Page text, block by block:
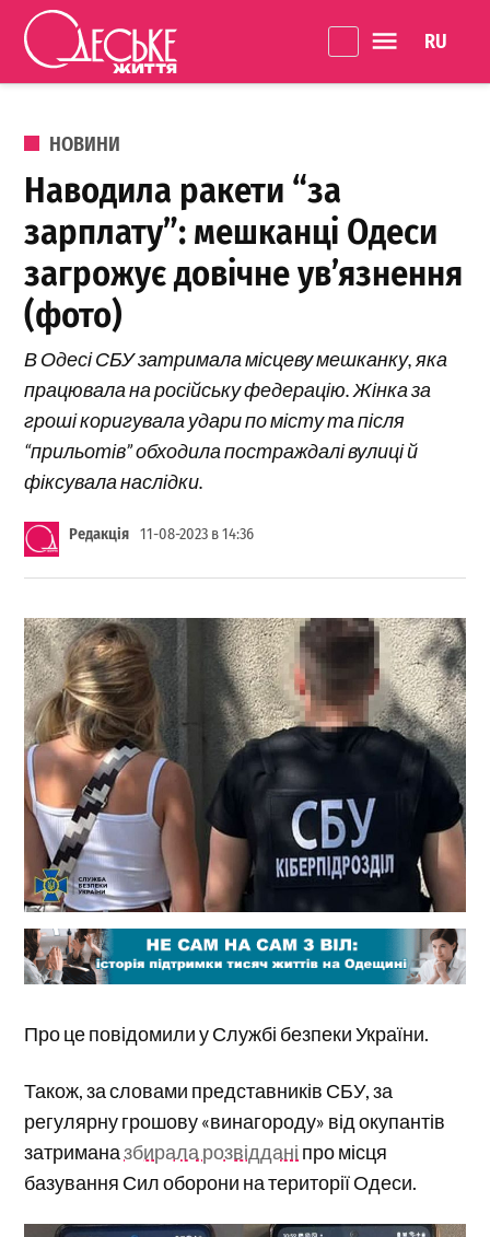
Перейти до вмісту
Життя
ОПУБЛІКОВАНО В
НОВИНИ
Наводила ракети “за
зарплату”: мешканці Одеси
загрожує довічне ув’язнення
(фото)
В Одесі СБУ затримала місцеву мешканку, яка
працювала на російську федерацію. Жінка за
гроші коригувала удари по місту та після
“прильотів” обходила постраждалі вулиці й
фіксувала наслідки.
Редакція 11-08-2023 в 14:36
Про це повідомили у Службі безпеки України.
Також, за словами представників СБУ, за
регулярну грошову «винагороду» від окупантів
затриманазбирала розвіддані про місця
базування Сил оборони на території Одеси.